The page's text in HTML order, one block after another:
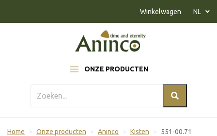
ONZE PRODUCTEN
Winkelwagen NL
Home Onze producten Aninco Kisten 551-00.71